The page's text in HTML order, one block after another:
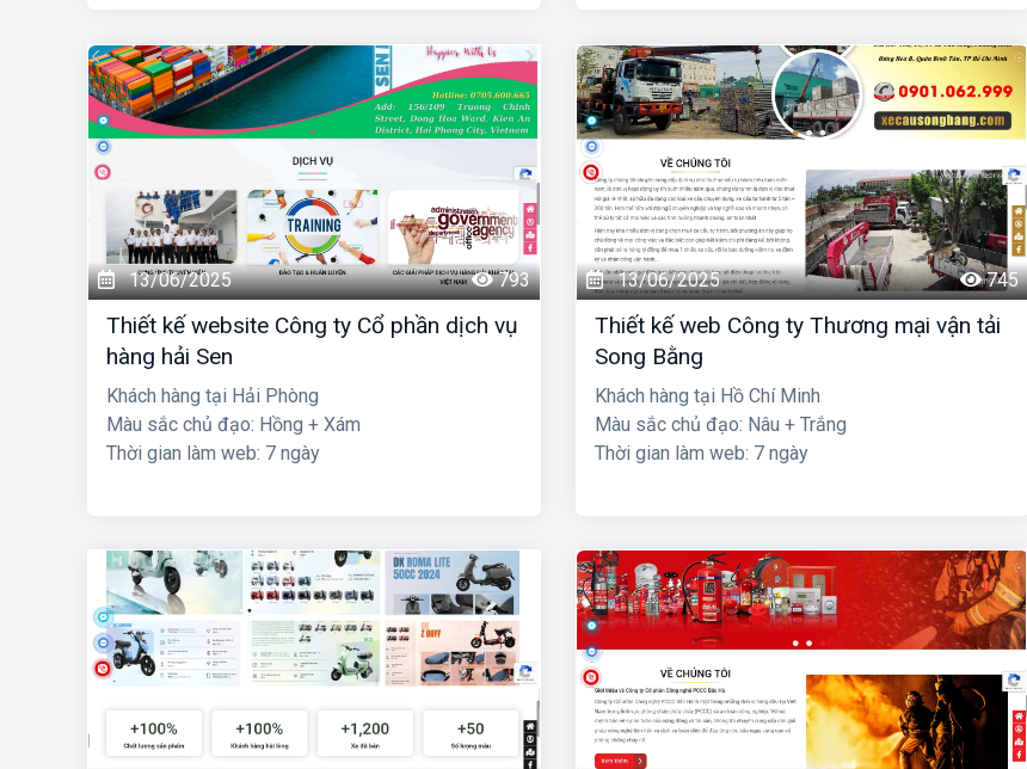
13/06/2025 793
Thiết kế website Công ty Cổ phần dịch vụ
hàng hải Sen
Khách hàng tại Hải Phòng
Màu sắc chủ đạo: Hồng + Xám
Thời gian làm web: 7 ngày
13/06/2025 745
Thiết kế web Công ty Thương mại vận tải
Song Bằng
Khách hàng tại Hồ Chí Minh
Màu sắc chủ đạo: Nâu + Trắng
Thời gian làm web: 7 ngày